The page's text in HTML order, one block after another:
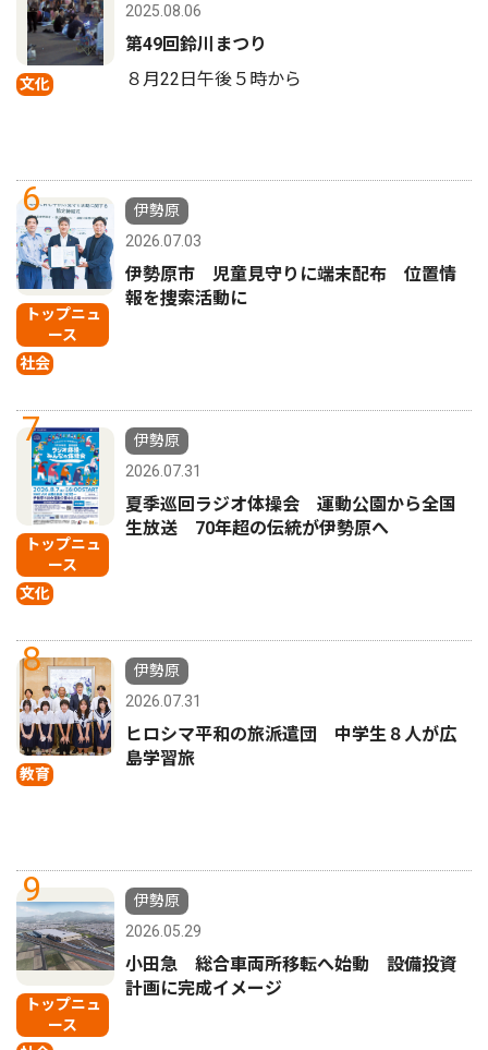
文化
2025.08.06
第49回鈴川まつり
８月22日午後５時から
6
トップニュ
ース
社会
伊勢原
2026.07.03
伊勢原市 児童見守りに端末配布 位置情
報を捜索活動に
7
トップニュ
ース
文化
伊勢原
2026.07.31
夏季巡回ラジオ体操会 運動公園から全国
生放送 70年超の伝統が伊勢原へ
8
教育
伊勢原
2026.07.31
ヒロシマ平和の旅派遣団 中学生８人が広
島学習旅
9
トップニュ
ース
伊勢原
2026.05.29
小田急 総合車両所移転へ始動 設備投資
計画に完成イメージ